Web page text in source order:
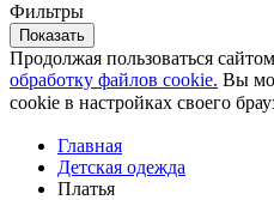
Фильтры
Показать
Продолжая пользоваться
обработку файлов cookie. Вы
cookie в настройках своего
Главная
Детская одежда
Платья